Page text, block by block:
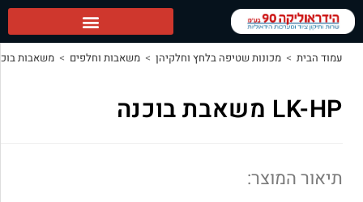
בלחץ וחלקיהן > משאבות וחלפים > משאבות בוכנות > LK-HP משאבת בוכנה